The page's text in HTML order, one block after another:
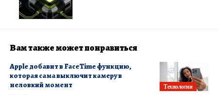
Вам также может понравиться
Технологии
Apple добавит в FaceTime функцию,
которая сама выключит камеру в
неловкий момент